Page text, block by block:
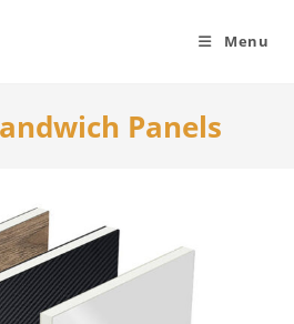
Menu
Panels